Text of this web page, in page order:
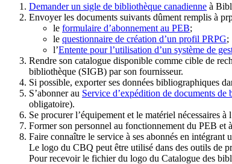
Demander un sigle de bibliothèque canadienne à
Envoyer les documents suivants dûment remplis à
le formulaire d’abonnement au PEB;
le questionnaire de création d’un profil PRPG;
l’Entente pour l’utilisation d’un système de
Rendre son catalogue disponible comme cible de
bibliothèque (SIGB) par son fournisseur.
Si possible, exporter ses données bibliographiques
S’abonner au Service d’expédition de documents de
obligatoire).
Se procurer l’équipement et le matériel nécessaires
Former son personnel au fonctionnement du PEB et
Faire connaître le service à ses abonnés en
Le logo du CBQ peut être utilisé dans des outils de
Pour recevoir le fichier du logo du Catalogue des